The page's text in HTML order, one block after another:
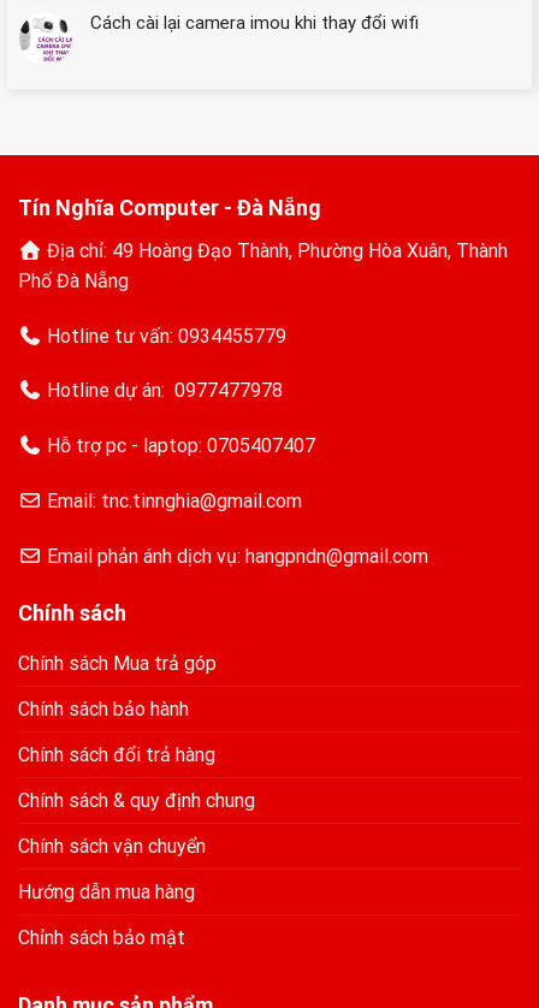
Dàng
pháp
đầu
Cách cài lại camera imou khi thay đổi wifi
Tín Nghĩa Computer - Đà Nẵng
Địa chỉ: 49 Hoàng Đạo Thành, Phường Hòa Xuân, Thành
Phố Đà Nẵng
Hotline tư vấn: 0934455779
Hotline dự án: 0977477978
Hỗ trợ pc - laptop: 0705407407
Email: tnc.tinnghia@gmail.com
Email phản ánh dịch vụ: hangpndn@gmail.com
Chính sách
Chính sách Mua trả góp
Chính sách bảo hành
Chính sách đổi trả hàng
Chính sách & quy định chung
Chính sách vận chuyển
Hướng dẫn mua hàng
Chỉnh sách bảo mật